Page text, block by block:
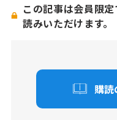
この記事は会員限定
読みいただけます。
購読